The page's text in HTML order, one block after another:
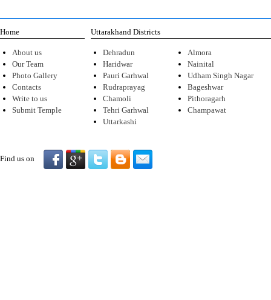
Home
About us
Our Team
Photo Gallery
Contacts
Write to us
Submit Temple
Uttarakhand Districts
Dehradun
Haridwar
Pauri Garhwal
Rudraprayag
Chamoli
Tehri Garhwal
Uttarkashi
Almora
Nainital
Udham Singh Nagar
Bageshwar
Pithoragarh
Champawat
Find us on